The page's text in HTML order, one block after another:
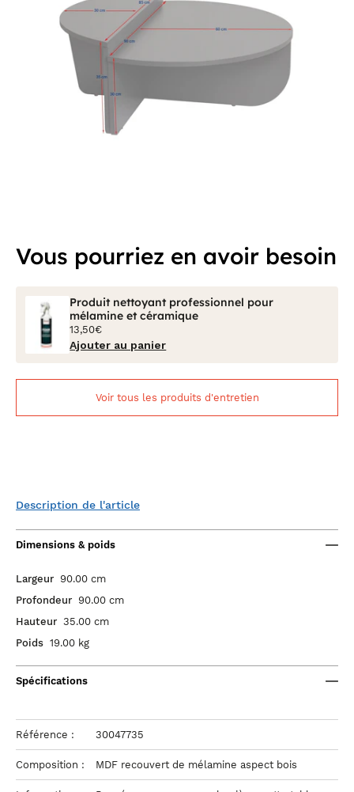
Vous pourriez en avoir besoin
Produit nettoyant professionnel pour
mélamine et céramique
13,50€
Ajouter au panier
Voir tous les produits d'entretien
Description de l'article
Dimensions & poids
Largeur 90.00 cm
Profondeur 90.00 cm
Hauteur 35.00 cm
Poids 19.00 kg
Spécifications
Référence : 30047735
Composition : MDF recouvert de mélamine aspect bois